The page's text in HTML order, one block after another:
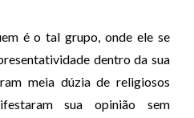
é o tal grupo, onde ele se
dentro da sua
meia dúzia de religiosos
sua opinião sem